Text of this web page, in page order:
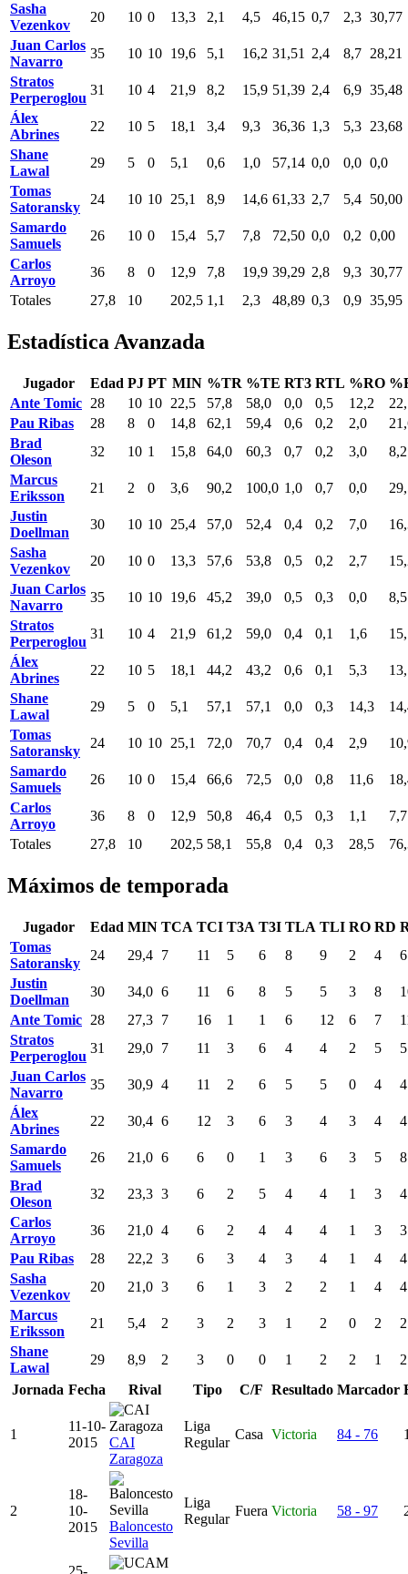
Sasha
Vezenkov
20 10 0 13,3 2,1 4,5 46,15 0,7 2,3 30,77
Juan Carlos
Navarro
35 10 10 19,6 5,1 16,2 31,51 2,4 8,7 28,21
Stratos
Perperoglou
31 10 4 21,9 8,2 15,9 51,39 2,4 6,9 35,48
Álex
Abrines
22 10 5 18,1 3,4 9,3 36,36 1,3 5,3 23,68
Shane
Lawal
29 5 0 5,1 0,6 1,0 57,14 0,0 0,0 0,0
Tomas
Satoransky
24 10 10 25,1 8,9 14,6 61,33 2,7 5,4 50,00
Samardo
Samuels
26 10 0 15,4 5,7 7,8 72,50 0,0 0,2 0,00
Carlos
Arroyo
36 8 0 12,9 7,8 19,9 39,29 2,8 9,3 30,77
Totales
27,8 10 202,5 1,1 2,3 48,89 0,3 0,9 35,95
Estadística Avanzada
Jugador Edad PJ PT MIN %TR %TE RT3 RTL %RO
Ante Tomic 28 10 10 22,5 57,8 58,0 0,0 0,5 12,2
Pau Ribas
28 8 0 14,8 62,1 59,4 0,6 0,2 2,0
Brad
Oleson
32 10 1 15,8 64,0 60,3 0,7 0,2 3,0
8,2
Marcus
Eriksson
21 2 0 3,6 90,2 100,0 1,0 0,7 0,0
Justin
Doellman
30 10 10 25,4 57,0 52,4 0,4 0,2 7,0
Sasha
Vezenkov
20 10 0 13,3 57,6 53,8 0,5 0,2 2,7
Juan Carlos
Navarro
35 10 10 19,6 45,2 39,0 0,5 0,3 0,0
8,5
Stratos
Perperoglou
31 10 4 21,9 61,2 59,0 0,4 0,1 1,6
Álex
Abrines
22 10 5 18,1 44,2 43,2 0,6 0,1 5,3
Shane
Lawal
29 5 0 5,1 57,1 57,1 0,0 0,3 14,3
Tomas
Satoransky
24 10 10 25,1 72,0 70,7 0,4 0,4 2,9
Samardo
Samuels
26 10 0 15,4 66,6 72,5 0,0 0,8 11,6
Carlos
Arroyo
36 8 0 12,9 50,8 46,4 0,5 0,3 1,1
7,7
Totales
27,8 10 202,5 58,1 55,8 0,4 0,3 28,5
Máximos de temporada
Jugador Edad MIN TCA TCI T3A T3I TLA TLI RO RD
Tomas
Satoransky
24 29,4 7 11 5 6 8 9 2 4
6
Justin
Doellman
30 34,0 6 11 6 8 5 5 3 8
Ante Tomic 28 27,3 7 16 1 1 6 12 6 7
Stratos
Perperoglou
31 29,0 7 11 3 6 4 4 2 5
5
Juan Carlos
Navarro
35 30,9 4 11 2 6 5 5 0 4
4
Álex
Abrines
22 30,4 6 12 3 6 3 4 3 4
4
Samardo
Samuels
26 21,0 6 6 0 1 3 6 3 5
8
Brad
Oleson
32 23,3 3 6 2 5 4 4 1 3
4
Carlos
Arroyo
36 21,0 4 6 2 4 4 4 1 3
3
Pau Ribas
28 22,2 3 6 3 4 3 4 1 4
4
Sasha
Vezenkov
20 21,0 3 6 1 3 2 2 1 4
4
Marcus
Eriksson
21 5,4 2 3 2 3 1 2 0 2
2
Shane
Lawal
29 8,9 2 3 0 0 1 2 2 1
2
Jornada Fecha Rival Tipo C/F Resultado Marcador
1
11-10-
2015
CAI
Zaragoza
Liga
Regular
Casa Victoria 84 - 76
2
18-
10-
2015
Baloncesto
Sevilla
Liga
Regular
Fuera Victoria 58 - 97
25-